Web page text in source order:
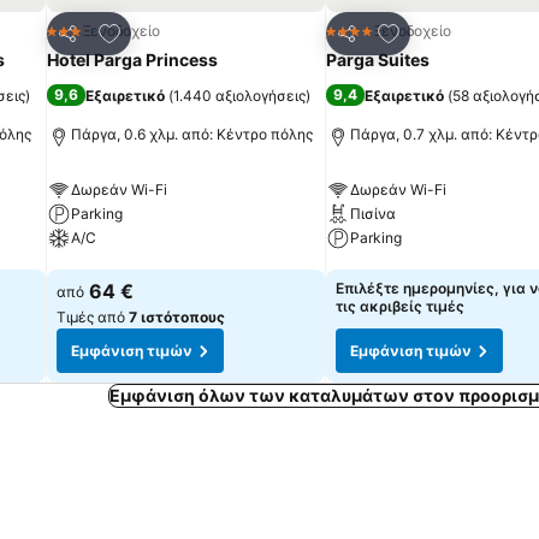
)
Κοινοποίηση
Προσθήκη στα αγαπημένα
3 ΑστέριαΞενοδοχείο
Hotel Parga Princess
9,6 Εξαιρετικό (1.440 αξιολογήσεις)
Πάργα, 0.6 χλμ. από: Κέντρο πόλης
Δωρεάν Wi-Fi
Parking
A/C
Εμφάνιση τιμών
από 64 €
Τιμές από 7 ιστότοπους
Εμφάνιση τιμών
Κοινοποίηση
Προσθήκη στα
4 ΑστέριαΞενοδοχείο
Parga Suites
9,4 Εξαιρετικό (58
Πάργα, 0.7 χλμ. από:
Δωρεάν Wi-Fi
Πισίνα
Parking
Εμφάνιση τιμών
Επιλέξτε ημερομηνίες, για
τις ακριβείς τιμές
Εμφάνιση τιμών
Εμφάνιση όλων των καταλυμάτων στον